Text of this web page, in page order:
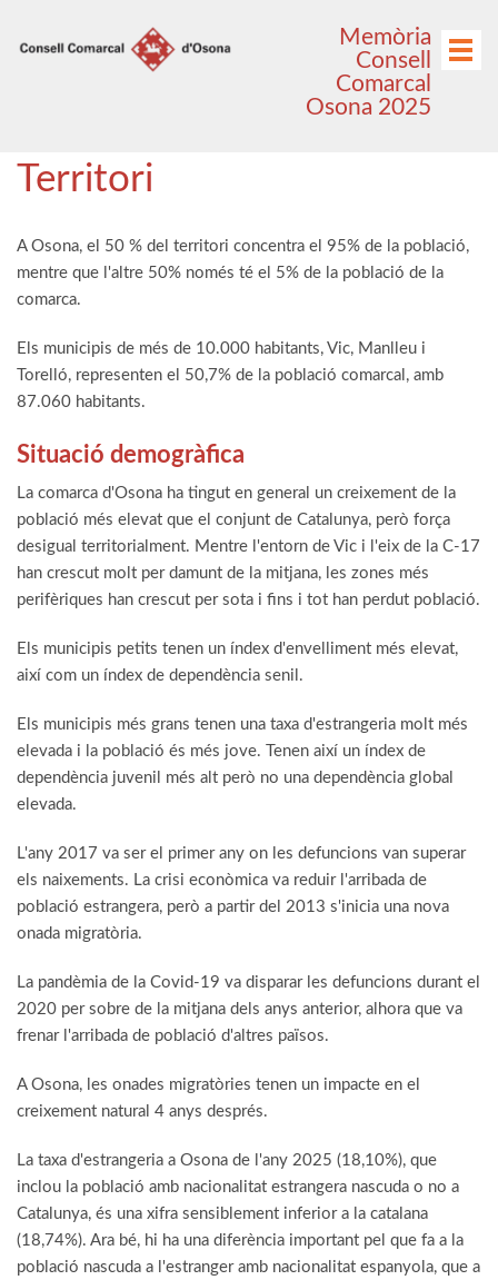
Menú
Memòria
Consell
Comarcal
Osona 2025
Territori
A Osona, el 50 % del territori concentra el 95% de la població,
mentre que l'altre 50% només té el 5% de la població de la
comarca.
Els municipis de més de 10.000 habitants, Vic, Manlleu i
Torelló, representen el 50,7% de la població comarcal, amb
87.060 habitants.
Situació demogràfica
La comarca d'Osona ha tingut en general un creixement de la
població més elevat que el conjunt de Catalunya, però força
desigual territorialment. Mentre l'entorn de Vic i l'eix de la C-17
han crescut molt per damunt de la mitjana, les zones més
perifèriques han crescut per sota i fins i tot han perdut població.
Els municipis petits tenen un índex d'envelliment més elevat,
així com un índex de dependència senil.
Els municipis més grans tenen una taxa d'estrangeria molt més
elevada i la població és més jove. Tenen així un índex de
dependència juvenil més alt però no una dependència global
elevada.
L'any 2017 va ser el primer any on les defuncions van superar
els naixements. La crisi econòmica va reduir l'arribada de
població estrangera, però a partir del 2013 s'inicia una nova
onada migratòria.
La pandèmia de la Covid-19 va disparar les defuncions durant el
2020 per sobre de la mitjana dels anys anterior, alhora que va
frenar l'arribada de població d'altres països.
A Osona, les onades migratòries tenen un impacte en el
creixement natural 4 anys després.
La taxa d'estrangeria a Osona de l'any 2025 (18,10%), que
inclou la població amb nacionalitat estrangera nascuda o no a
Catalunya, és una xifra sensiblement inferior a la catalana
(18,74%). Ara bé, hi ha una diferència important pel que fa a la
població nascuda a l'estranger amb nacionalitat espanyola, que a